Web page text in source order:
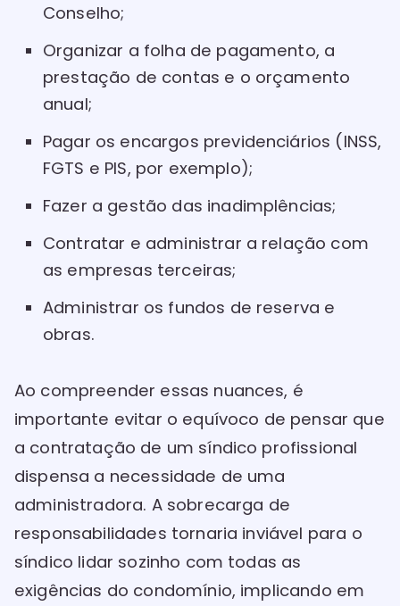
Conselho;
Organizar a folha de pagamento, a
prestação de contas e o orçamento
anual;
Pagar os encargos previdenciários (INSS,
FGTS e PIS, por exemplo);
Fazer a gestão das inadimplências;
Contratar e administrar a relação com
as empresas terceiras;
Administrar os fundos de reserva e
obras.
Ao compreender essas nuances, é
importante evitar o equívoco de pensar que
a contratação de um síndico profissional
dispensa a necessidade de uma
administradora. A sobrecarga de
responsabilidades tornaria inviável para o
síndico lidar sozinho com todas as
exigências do condomínio, implicando em